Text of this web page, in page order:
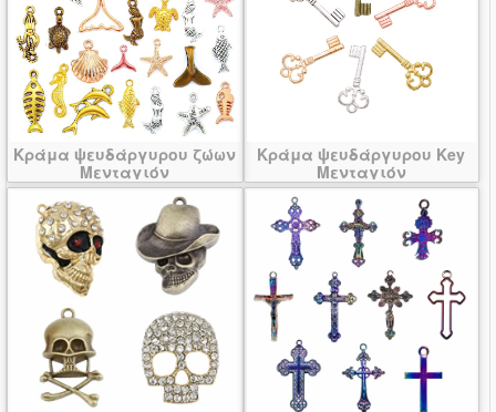
Κράμα ψευδάργυρου ζώων
Μενταγιόν
Κράμα ψευδάργυρου Key
Μενταγιόν